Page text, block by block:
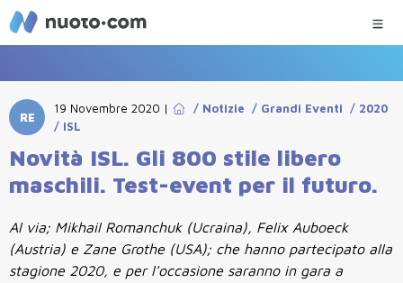
RE
19 Novembre 2020 | / Notizie / Grandi Eventi / 2020
/ ISL
Novità ISL. Gli 800 stile libero
maschili. Test-event per il futuro.
Al via; Mikhail Romanchuk (Ucraina), Felix Auboeck
(Austria) e Zane Grothe (USA); che hanno partecipato alla
stagione 2020, e per l'occasione saranno in gara a